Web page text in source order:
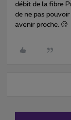
débit de la fibre
de ne pas
avenir proche. 😥